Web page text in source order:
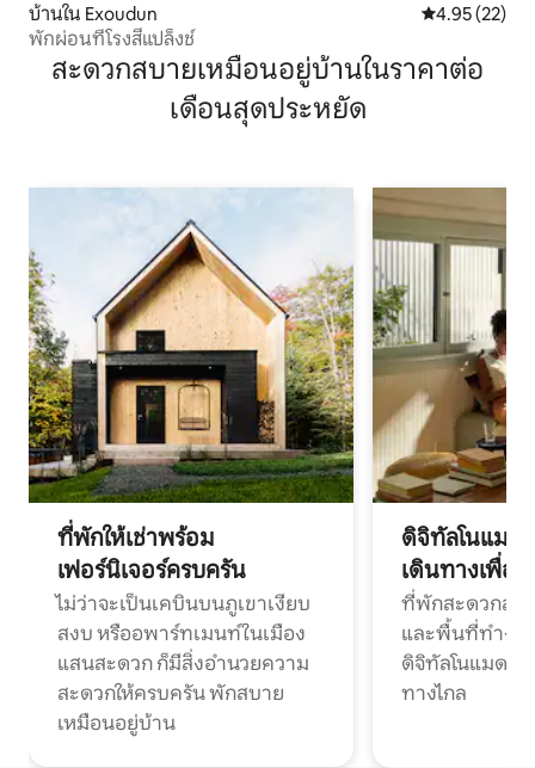
บ้านใน Exoudun คะแนนเฉลี่ย
4.95 (22)
พักผ่อนที่โรงสีแปล็งช์
สะดวกสบายเหมือนอยู่บ้านในราคาต่อ
เดือนสุดประหยัด
ที่พักให้เช่าพร้อม
เฟอร์นิเจอร์ครบครัน
ไม่ว่าจะเป็นเคบินบนภูเขาเงียบ
สงบ หรืออพาร์ทเมนท์ในเมือง
แสนสะดวก ก็มีสิ่งอำนวยความ
สะดวกให้ครบครัน พักสบาย
เหมือนอยู่บ้าน
ดิจิทัลโนแมด
เดินทางเพื่อ
ที่พักสะดวกสบ
และพื้นที่ทำงา
ดิจิทัลโนแมดแ
ทางไกล